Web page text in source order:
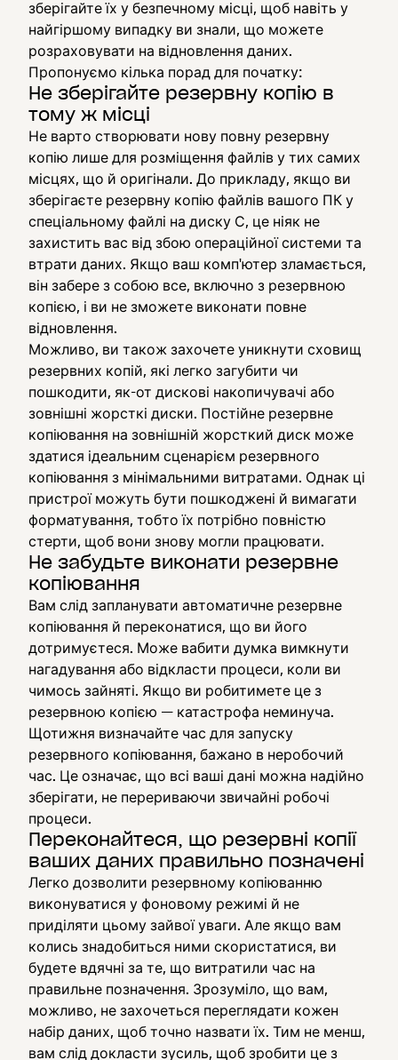
зберігайте їх у безпечному місці, щоб навіть у
найгіршому випадку ви знали, що можете
розраховувати на відновлення даних.
Пропонуємо кілька порад для початку:
Не зберігайте резервну копію в
тому ж місці
Не варто створювати нову повну резервну
копію лише для розміщення файлів у тих самих
місцях, що й оригінали. До прикладу, якщо ви
зберігаєте резервну копію файлів вашого ПК у
спеціальному файлі на диску С, це ніяк не
захистить вас від збою операційної системи та
втрати даних. Якщо ваш комп'ютер зламається,
він забере з собою все, включно з резервною
копією, і ви не зможете виконати повне
відновлення.
Можливо, ви також захочете уникнути сховищ
резервних копій, які легко загубити чи
пошкодити, як-от дискові накопичувачі або
зовнішні жорсткі диски. Постійне резервне
копіювання на зовнішній жорсткий диск може
здатися ідеальним сценарієм резервного
копіювання з мінімальними витратами. Однак ці
пристрої можуть бути пошкоджені й вимагати
форматування, тобто їх потрібно повністю
стерти, щоб вони знову могли працювати.
Не забудьте виконати резервне
копіювання
Вам слід запланувати автоматичне резервне
копіювання й переконатися, що ви його
дотримуєтеся. Може вабити думка вимкнути
нагадування або відкласти процеси, коли ви
чимось зайняті. Якщо ви робитимете це з
резервною копією — катастрофа неминуча.
Щотижня визначайте час для запуску
резервного копіювання, бажано в неробочий
час. Це означає, що всі ваші дані можна надійно
зберігати, не перериваючи звичайні робочі
процеси.
Переконайтеся, що резервні копії
ваших даних правильно позначені
Легко дозволити резервному копіюванню
виконуватися у фоновому режимі й не
приділяти цьому зайвої уваги. Але якщо вам
колись знадобиться ними скористатися, ви
будете вдячні за те, що витратили час на
правильне позначення. Зрозуміло, що вам,
можливо, не захочеться переглядати кожен
набір даних, щоб точно назвати їх. Тим не менш,
вам слід докласти зусиль, щоб зробити це з